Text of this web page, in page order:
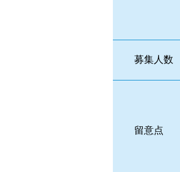
募集人数
留意点